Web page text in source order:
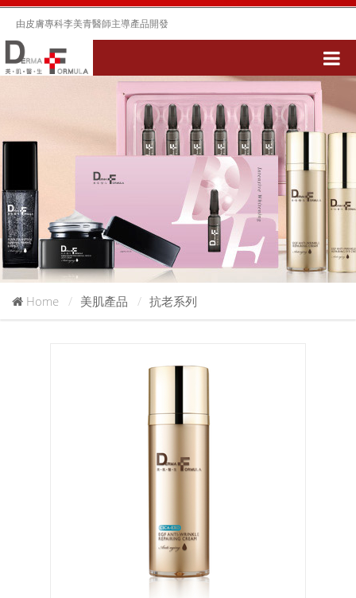
由皮膚專科李美青醫師主導產品開發
Home 美肌產品 抗老系列